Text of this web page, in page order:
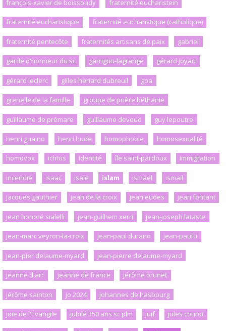
françois-xavier de boissoudy fraternité eucharistein
fraternité eucharistique fraternité eucharistique (catholique)
fraternité pentecôte fraternités artisans de paix gabriel
garde d'honneur du sc garrigou-lagrange gérard joyau
gérard leclerc gilles heriard dubreuil gpa
grenelle de la famille groupe de prière béthanie
guillaume de prémare guillaume devoud guy lepoutre
henri guaino henri hude homophobie homosexualité
homovox ichtus identité île saint-pardoux immigration
incendie isaac isaïe islam ismaël ismaïl
jacques gauthier jean de la croix jean eudes jean fontant
jean honoré sialelli jean-guilhem xerri jean-joseph lataste
jean-marc veyron-la-croix jean-paul durand jean-paul ii
jean-pier delaume-myard jean-pierre delaume-myard
jeanne d'arc jeanne de france jérôme brunet
jérôme sainton jo 2024 johannes de hasbourg
joie de l'Évangile jubilé 350 ans sc plm juif jules courot